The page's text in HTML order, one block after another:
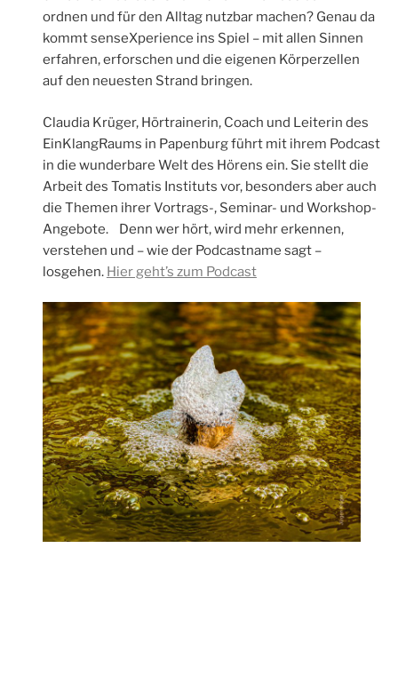
ordnen und für den Alltag nutzbar machen? Genau da
kommt senseXperience ins Spiel – mit allen Sinnen
erfahren, erforschen und die eigenen Körperzellen
auf den neuesten Strand bringen.
Claudia Krüger, Hörtrainerin, Coach und Leiterin des
EinKlangRaums in Papenburg führt mit ihrem Podcast
in die wunderbare Welt des Hörens ein. Sie stellt die
Arbeit des Tomatis Instituts vor, besonders aber auch
die Themen ihrer Vortrags-, Seminar- und Workshop-
Angebote. Denn wer hört, wird mehr erkennen,
verstehen und – wie der Podcastname sagt –
losgehen. Hier geht’s zum Podcast